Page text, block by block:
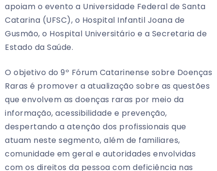
apoiam o evento a Universidade Federal de Santa
Catarina (UFSC), o Hospital Infantil Joana de
Gusmão, o Hospital Universitário e a Secretaria de
Estado da Saúde.
O objetivo do 9º Fórum Catarinense sobre Doenças
Raras é promover a atualização sobre as questões
que envolvem as doenças raras por meio da
informação, acessibilidade e prevenção,
despertando a atenção dos profissionais que
atuam neste segmento, além de familiares,
comunidade em geral e autoridades envolvidas
com os direitos da pessoa com deficiência nas